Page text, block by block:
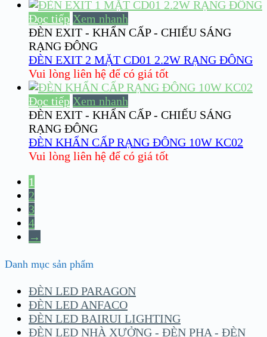
Đọc tiếp Xem nhanh
ĐÈN EXIT - KHẨN CẤP - CHIẾU SÁNG
RẠNG ĐÔNG
ĐÈN EXIT 2 MẶT CD01 2.2W RẠNG ĐÔNG
Vui lòng liên hệ để có giá tốt
Đọc tiếp Xem nhanh
ĐÈN EXIT - KHẨN CẤP - CHIẾU SÁNG
RẠNG ĐÔNG
ĐÈN KHẨN CẤP RẠNG ĐÔNG 10W KC02
Vui lòng liên hệ để có giá tốt
1
2
3
4
→
Danh mục sản phẩm
ĐÈN LED PARAGON
ĐÈN LED ANFACO
ĐÈN LED BAIRUI LIGHTING
ĐÈN LED NHÀ XƯỞNG - ĐÈN PHA - ĐÈN